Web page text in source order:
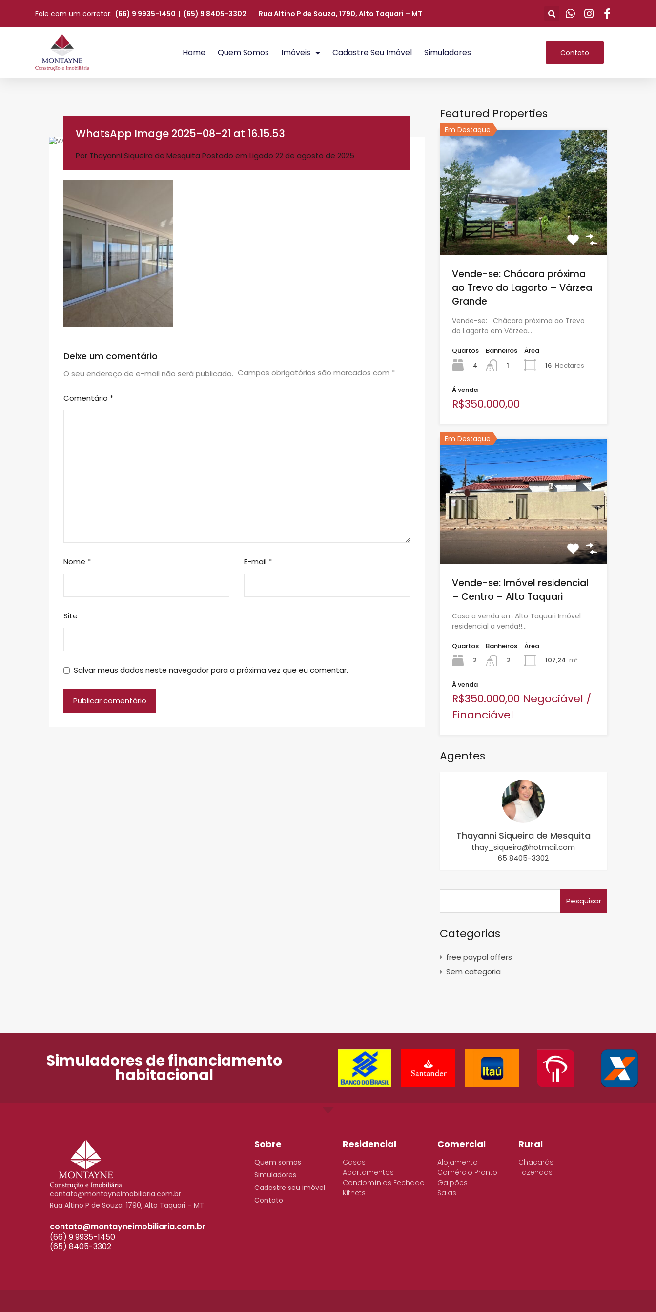
Fale com um corretor: (66) 9 9935-1450 | (65) 9 8405-3302 Rua Altino P de Souza, 1790, Alto Taquari – MT
Home Quem Somos Imóveis Cadastre Seu Imóvel Simuladores Contato
WhatsApp Image 2025-08-21 at 16.15.53
Por Thayanni Siqueira de Mesquita Postado em Ligado 22 de agosto de 2025
Deixe um comentário
O seu endereço de e-mail não será publicado. Campos obrigatórios são marcados com *
Comentário *
Nome * E-mail *
Site
Salvar meus dados neste navegador para a próxima vez que eu comentar.
Featured Properties
Em Destaque
Vende-se: Chácara próxima
ao Trevo do Lagarto – Várzea
Grande
Vende-se: Chácara próxima ao Trevo
do Lagarto em Várzea…
Quartos
4
Banheiros
1
Área
16 Hectares
Á venda
R$350.000,00
Em Destaque
Vende-se: Imóvel residencial
– Centro – Alto Taquari
Casa a venda em Alto Taquari Imóvel
residencial a venda!!…
Quartos
2
Banheiros
2
Área
107,24 m²
Á venda
R$350.000,00 Negociável /
Financiável
Agentes
Thayanni Siqueira de Mesquita
thay_siqueira@hotmail.com
65 8405-3302
Categorias
free paypal offers
Sem categoria
Simuladores de financiamento
habitacional
contato@montayneimobiliaria.com.br
Rua Altino P de Souza, 1790, Alto Taquari – MT
contato@montayneimobiliaria.com.br
(66) 9 9935-1450
(65) 8405-3302
Sobre
Quem somos
Simuladores
Cadastre seu imóvel
Contato
Residencial
Casas
Apartamentos
Condomínios Fechado
Kitnets
Comercial
Alojamento
Comércio Pronto
Galpões
Salas
Rural
Chacarás
Fazendas